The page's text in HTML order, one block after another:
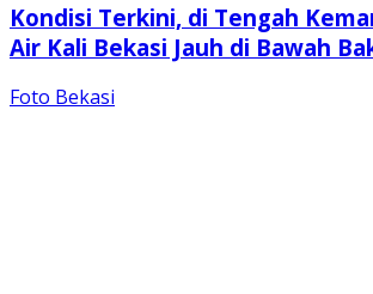
Kondisi Terkini, di Tengah
Air Kali Bekasi Jauh di Bawah
Foto Bekasi